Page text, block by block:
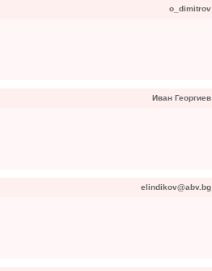
o_dimitrov
Иван Георгиев
elindikov@abv.bg